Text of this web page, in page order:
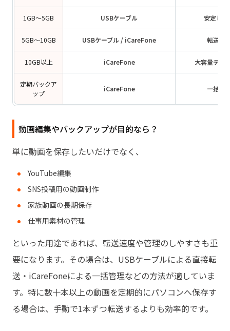
1GB〜5GB USBケーブル 安定し
5GB〜10GB USBケーブル / iCareFone 転送失
10GB以上 iCareFone 大容量デー
定期バックア
ップ
iCareFone 一括管
動画編集やバックアップが目的なら？
単に動画を保存したいだけでなく、
YouTube編集
SNS投稿用の動画制作
家族動画の長期保存
仕事用素材の管理
といった用途であれば、転送速度や管理のしやすさも重
要になります。その場合は、USBケーブルによる直接転
送・iCareFoneによる一括管理などの方法が適していま
す。特に数十本以上の動画を定期的にパソコンへ保存す
る場合は、手動で1本ずつ転送するよりも効率的です。